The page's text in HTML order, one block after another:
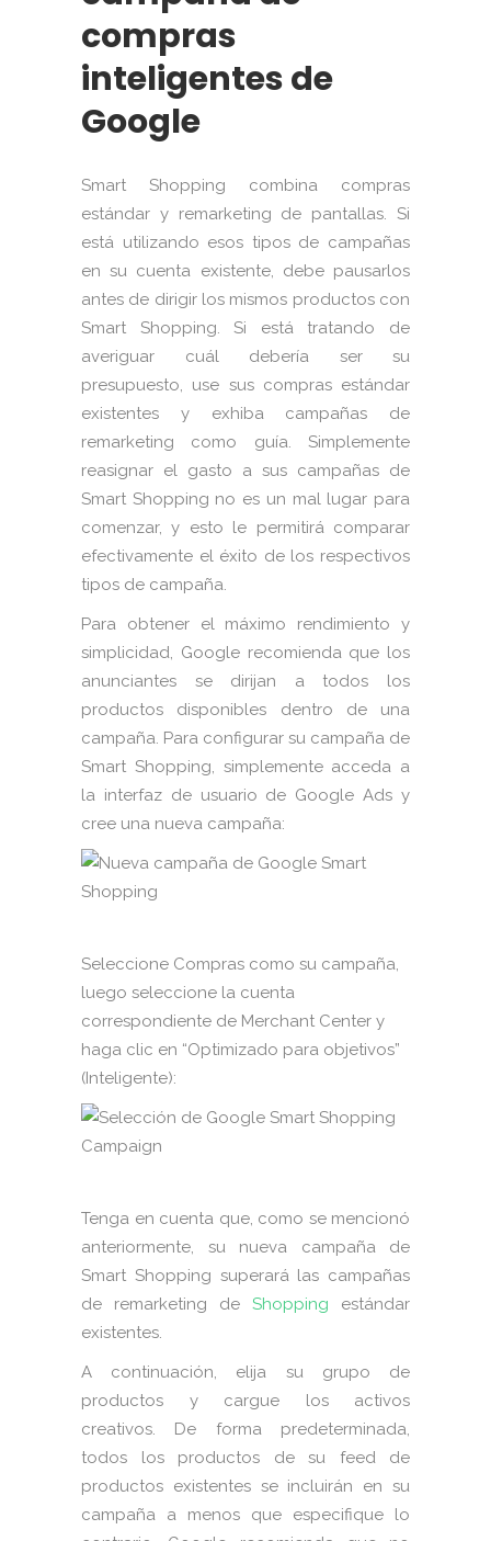
compras
inteligentes de
Google
Smart Shopping combina compras
estándar y remarketing de pantallas. Si
está utilizando esos tipos de campañas
en su cuenta existente, debe pausarlos
antes de dirigir los mismos productos con
Smart Shopping. Si está tratando de
averiguar cuál debería ser su
presupuesto, use sus compras estándar
existentes y exhiba campañas de
remarketing como guía. Simplemente
reasignar el gasto a sus campañas de
Smart Shopping no es un mal lugar para
comenzar, y esto le permitirá comparar
efectivamente el éxito de los respectivos
tipos de campaña.
Para obtener el máximo rendimiento y
simplicidad, Google recomienda que los
anunciantes se dirijan a todos los
productos disponibles dentro de una
campaña. Para configurar su campaña de
Smart Shopping, simplemente acceda a
la interfaz de usuario de Google Ads y
cree una nueva campaña:
Seleccione Compras como su campaña,
luego seleccione la cuenta
correspondiente de Merchant Center y
haga clic en “Optimizado para objetivos”
(Inteligente):
Tenga en cuenta que, como se mencionó
anteriormente, su nueva campaña de
Smart Shopping superará las campañas
de remarketing de Shopping estándar
existentes.
A continuación, elija su grupo de
productos y cargue los activos
creativos. De forma predeterminada,
todos los productos de su feed de
productos existentes se incluirán en su
campaña a menos que especifique lo